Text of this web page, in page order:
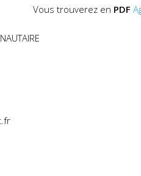
Vous trouverez en PDF